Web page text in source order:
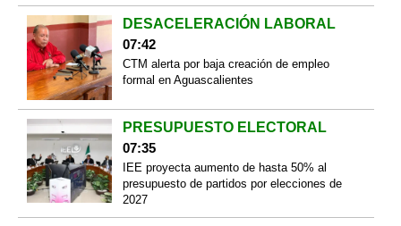
DESACELERACIÓN LABORAL
07:42
CTM alerta por baja creación de empleo
formal en Aguascalientes
PRESUPUESTO ELECTORAL
07:35
IEE proyecta aumento de hasta 50% al
presupuesto de partidos por elecciones de
2027